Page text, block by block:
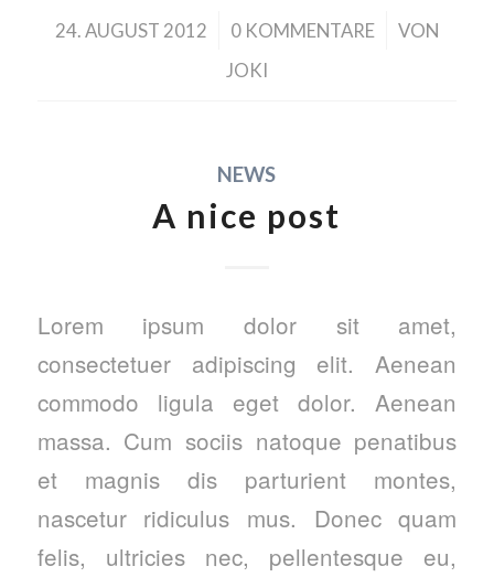
24. AUGUST 2012
/ 0 KOMMENTARE
/
VON
JOKI
NEWS
A nice post
Lorem ipsum dolor sit amet,
consectetuer adipiscing elit. Aenean
commodo ligula eget dolor. Aenean
massa. Cum sociis natoque penatibus
et magnis dis parturient montes,
nascetur ridiculus mus. Donec quam
felis, ultricies nec, pellentesque eu,